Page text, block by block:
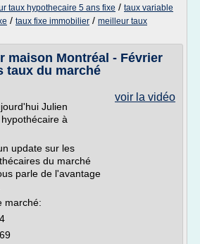
taux hypothecaire 5 ans fixe / taux variable
/ taux fixe immobilier / meilleur taux
maison Montréal - Février
taux du marché
voir la vidéo
Julien
à
update sur les
du marché
parle de l'avantage
marché: